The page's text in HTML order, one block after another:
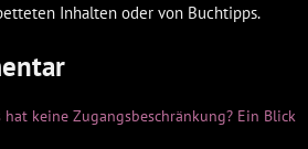
Inhalten oder von Buchtipps.
hat keine Zugangsbeschränkung? Ein Blick